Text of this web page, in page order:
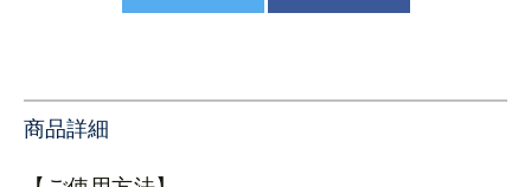
商品詳細